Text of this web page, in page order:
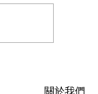
關於我們